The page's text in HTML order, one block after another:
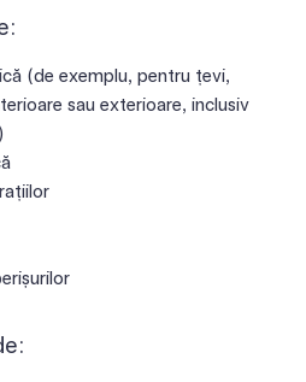
(de exemplu, pentru țevi,
sau exterioare, inclusiv